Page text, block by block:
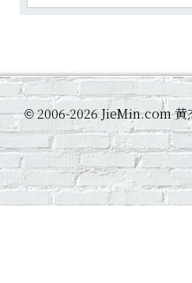
©2006-2026 JieMin.com 黄